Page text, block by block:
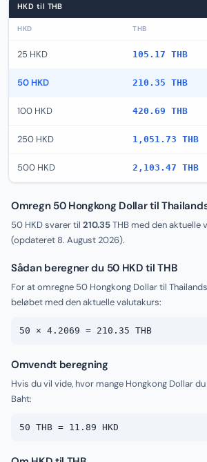
HKD til THB
HKD THB
25 HKD 105.17 THB
50 HKD 210.35 THB
100 HKD 420.69 THB
250 HKD 1,051.73 THB
500 HKD 2,103.47 THB
Omregn 50 Hongkong Dollar til
50 HKD svarer til 210.35THB med den aktuelle
(opdateret 8. August 2026).
Sådan beregner du 50 HKD til THB
For at omregne 50 Hongkong Dollar til
beløbet med den aktuelle valutakurs:
50 × 4.2069 = 210.35 THB
Omvendt beregning
Hvis du vil vide, hvor mange Hongkong Dollar
Baht:
50 THB = 11.89 HKD